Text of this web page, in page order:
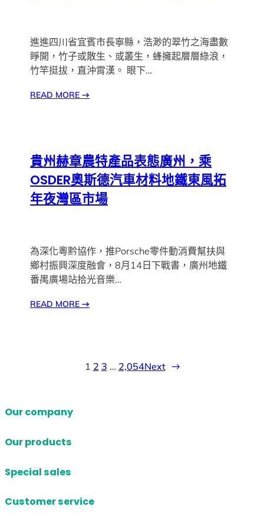
進進四川省宜賓市長寧縣，浩渺的翠竹之海盡數
睜開，竹子或散生、或叢生，蜂擁起層層綠浪，
竹竿挺拔，直沖霄漢。 眼下…
READ MORE→
貴州赫章農特產品表態廣州，乘
OSDER奧斯德汽車材料地鐵東風拓
年夜灣區市場
為深化粵黔協作，推Porsche零件動消費幫扶與
鄉村振興深度融會，8月14日下戰書，廣州地鐵
番禺廣場站拾光音樂…
READ MORE→
1 2 3 … 2,054Next →
Our company
Our products
Special sales
Customer service